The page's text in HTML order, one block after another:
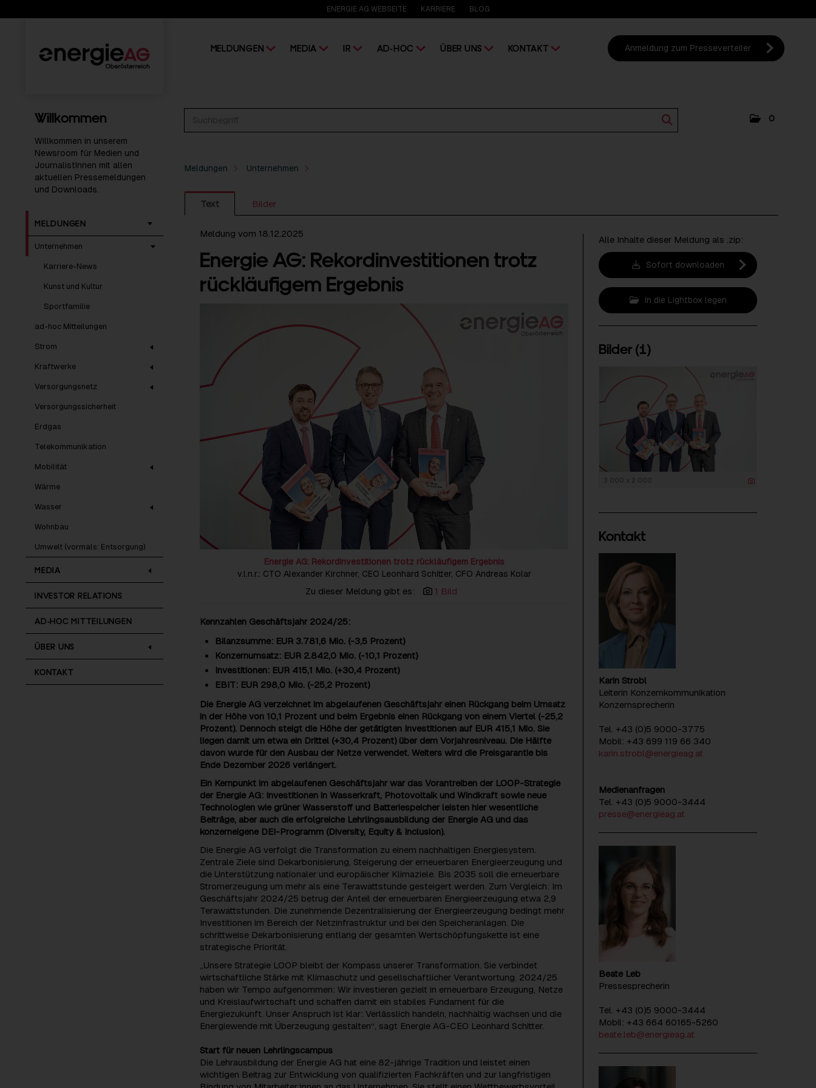
ENERGIE AG WEBSEITE KARRIERE BLOG
MELDUNGEN MEDIA IR AD-HOC ÜBER UNS KONTAKT Anmeldung zum Presseverteiler
0
Willkommen
Willkommen in unserem
Newsroom für Medien und
JournalistInnen mit allen
aktuellen Pressemeldungen
und Downloads.
MELDUNGEN
Unternehmen
Karriere-News
Kunst und Kultur
Sportfamilie
ad-hoc Mitteilungen
Strom
Kraftwerke
Versorgungsnetz
Versorgungssicherheit
Erdgas
Telekommunikation
Mobilität
Wärme
Wasser
Wohnbau
Umwelt (vormals: Entsorgung)
MEDIA
INVESTOR RELATIONS
AD-HOC MITTEILUNGEN
ÜBER UNS
KONTAKT
Meldungen Unternehmen
Text Bilder
Meldung vom 18.12.2025
Energie AG: Rekordinvestitionen trotz
rückläufigem Ergebnis
Energie AG: Rekordinvestitionen trotz rückläufigem Ergebnis
v.l.n.r.: CTO Alexander Kirchner, CEO Leonhard Schitter, CFO Andreas Kolar
Zu dieser Meldung gibt es: 1 Bild
Kennzahlen Geschäftsjahr 2024/25:
Bilanzsumme: EUR 3.781,6 Mio. (-3,5 Prozent)
Konzernumsatz: EUR 2.842,0 Mio. (-10,1 Prozent)
Investitionen: EUR 415,1 Mio. (+30,4 Prozent)
EBIT: EUR 298,0 Mio. (-25,2 Prozent)
Die Energie AG verzeichnet im abgelaufenen Geschäftsjahr einen Rückgang beim Umsatz
in der Höhe von 10,1 Prozent und beim Ergebnis einen Rückgang von einem Viertel (-25,2
Prozent). Dennoch steigt die Höhe der getätigten Investitionen auf EUR 415,1 Mio. Sie
liegen damit um etwa ein Drittel (+30,4 Prozent) über dem Vorjahresniveau. Die Hälfte
davon wurde für den Ausbau der Netze verwendet. Weiters wird die Preisgarantie bis
Ende Dezember 2026 verlängert.
Ein Kernpunkt im abgelaufenen Geschäftsjahr war das Vorantreiben der LOOP-Strategie
der Energie AG: Investitionen in Wasserkraft, Photovoltaik und Windkraft sowie neue
Technologien wie grüner Wasserstoff und Batteriespeicher leisten hier wesentliche
Beiträge, aber auch die erfolgreiche Lehrlingsausbildung der Energie AG und das
konzerneigene DEI-Programm (Diversity, Equity & Inclusion).
Die Energie AG verfolgt die Transformation zu einem nachhaltigen Energiesystem.
Zentrale Ziele sind Dekarbonisierung, Steigerung der erneuerbaren Energieerzeugung und
die Unterstützung nationaler und europäischer Klimaziele. Bis 2035 soll die erneuerbare
Stromerzeugung um mehr als eine Terawattstunde gesteigert werden. Zum Vergleich: Im
Geschäftsjahr 2024/25 betrug der Anteil der erneuerbaren Energieerzeugung etwa 2,9
Terawattstunden. Die zunehmende Dezentralisierung der Energieerzeugung bedingt mehr
Investitionen im Bereich der Netzinfrastruktur und bei den Speicheranlagen. Die
schrittweise Dekarbonisierung entlang der gesamten Wertschöpfungskette ist eine
strategische Priorität.
„Unsere Strategie LOOP bleibt der Kompass unserer Transformation. Sie verbindet
wirtschaftliche Stärke mit Klimaschutz und gesellschaftlicher Verantwortung. 2024/25
haben wir Tempo aufgenommen: Wir investieren gezielt in erneuerbare Erzeugung, Netze
und Kreislaufwirtschaft und schaffen damit ein stabiles Fundament für die
Energiezukunft. Unser Anspruch ist klar: Verlässlich handeln, nachhaltig wachsen und die
Energiewende mit Überzeugung gestalten“, sagt Energie AG-CEO Leonhard Schitter.
Start für neuen Lehrlingscampus
Die Lehrausbildung der Energie AG hat eine 82-jährige Tradition und leistet einen
wichtigen Beitrag zur Entwicklung von qualifizierten Fachkräften und zur langfristigen
Alle Inhalte dieser Meldung als .zip:
Sofort downloaden
In die Lightbox legen
Bilder (1)
3 000 x 2 000
Kontakt
Karin Strobl
Leiterin Konzernkommunikation
Konzernsprecherin
Tel. +43 (0)5 9000-3775
Mobil: +43 699 119 66 340
karin.strobl@energieag.at
Medienanfragen
Tel. +43 (0)5 9000-3444
presse@energieag.at
Beate Leb
Pressesprecherin
Tel. +43 (0)5 9000-3444
Mobil: +43 664 60165-5260
beate.leb@energieag.at